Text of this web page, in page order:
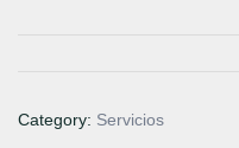
Category: Servicios